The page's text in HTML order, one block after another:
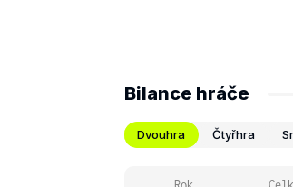
Bilance hráče
Dvouhra Čtyřhra